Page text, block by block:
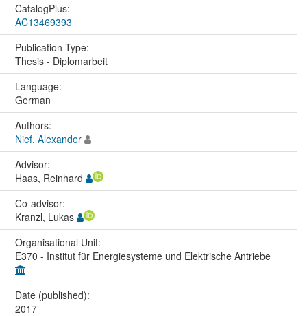
CatalogPlus:
AC13469393
Publication Type:
Thesis - Diplomarbeit
Language:
German
Authors:
Nief, Alexander
Advisor:
Haas, Reinhard
Co-advisor:
Kranzl, Lukas
Organisational Unit:
E370 - Institut für Energiesysteme und Elektrische Antriebe
Date (published):
2017